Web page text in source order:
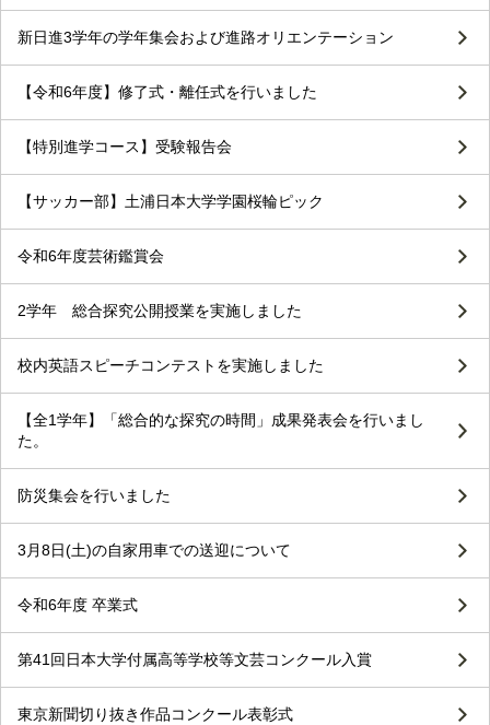
新日進3学年の学年集会および進路オリエンテーション
【令和6年度】修了式・離任式を行いました
【特別進学コース】受験報告会
【サッカー部】土浦日本大学学園桜輪ピック
令和6年度芸術鑑賞会
2学年 総合探究公開授業を実施しました
校内英語スピーチコンテストを実施しました
【全1学年】「総合的な探究の時間」成果発表会を行いまし
た。
防災集会を行いました
3月8日(土)の自家用車での送迎について
令和6年度 卒業式
第41回日本大学付属高等学校等文芸コンクール入賞
東京新聞切り抜き作品コンクール表彰式